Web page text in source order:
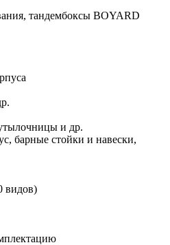
тандембоксы BOYARD
и др.
барные стойки и навески,
видов)